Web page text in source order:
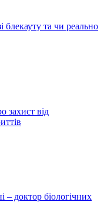
блекауту та чи реально
захист від
– доктор біологічних